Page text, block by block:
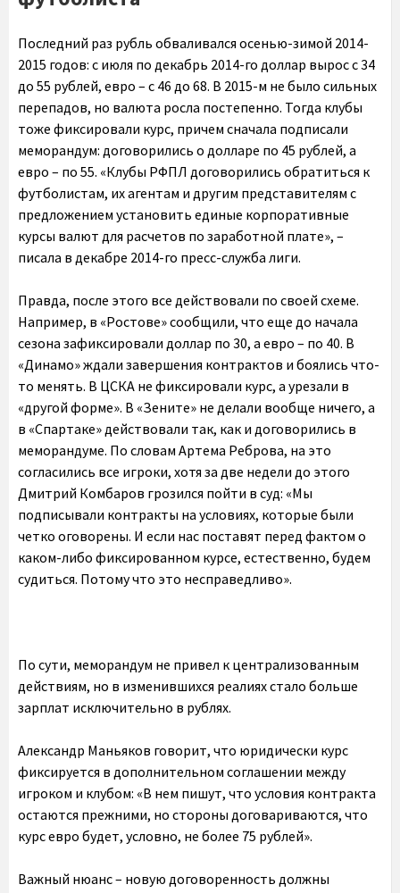
Последний раз рубль обваливался осенью-зимой 2014-
2015 годов: с июля по декабрь 2014-го доллар вырос с 34
до 55 рублей, евро – с 46 до 68. В 2015-м не было сильных
перепадов, но валюта росла постепенно. Тогда клубы
тоже фиксировали курс, причем сначала подписали
меморандум: договорились о долларе по 45 рублей, а
евро – по 55. «Клубы РФПЛ договорились обратиться к
футболистам, их агентам и другим представителям с
предложением установить единые корпоративные
курсы валют для расчетов по заработной плате», –
писала в декабре 2014-го пресс-служба лиги.
Правда, после этого все действовали по своей схеме.
Например, в «Ростове» сообщили, что еще до начала
сезона зафиксировали доллар по 30, а евро – по 40. В
«Динамо» ждали завершения контрактов и боялись что-
то менять. В ЦСКА не фиксировали курс, а урезали в
«другой форме». В «Зените» не делали вообще ничего, а
в «Спартаке» действовали так, как и договорились в
меморандуме. По словам Артема Реброва, на это
согласились все игроки, хотя за две недели до этого
Дмитрий Комбаров грозился пойти в суд: «Мы
подписывали контракты на условиях, которые были
четко оговорены. И если нас поставят перед фактом о
каком-либо фиксированном курсе, естественно, будем
судиться. Потому что это несправедливо».
По сути, меморандум не привел к централизованным
действиям, но в изменившихся реалиях стало больше
зарплат исключительно в рублях.
Александр Маньяков говорит, что юридически курс
фиксируется в дополнительном соглашении между
игроком и клубом: «В нем пишут, что условия контракта
остаются прежними, но стороны договариваются, что
курс евро будет, условно, не более 75 рублей».
Важный нюанс – новую договоренность должны